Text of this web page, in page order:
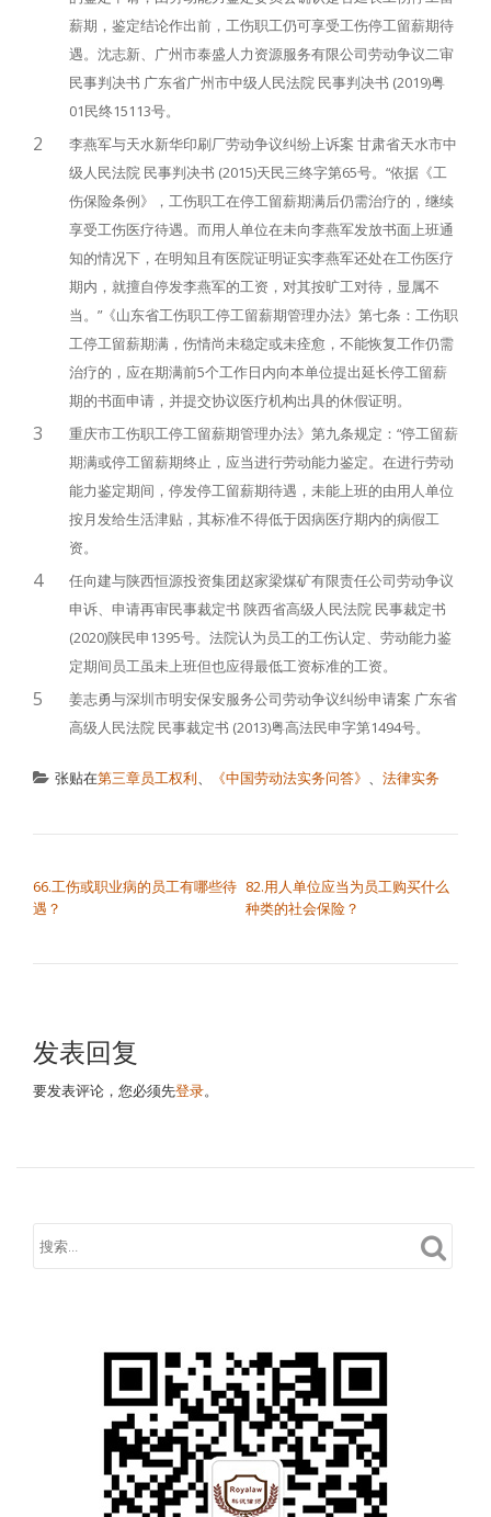
薪期，鉴定结论作出前，工伤职工仍可享受工伤停工留薪期待
遇。沈志新、广州市泰盛人力资源服务有限公司劳动争议二审
民事判决书 广东省广州市中级人民法院 民事判决书 (2019)粤
01民终15113号。
2
李燕军与天水新华印刷厂劳动争议纠纷上诉案 甘肃省天水市中
级人民法院 民事判决书 (2015)天民三终字第65号。“依据《工
伤保险条例》，工伤职工在停工留薪期满后仍需治疗的，继续
享受工伤医疗待遇。而用人单位在未向李燕军发放书面上班通
知的情况下，在明知且有医院证明证实李燕军还处在工伤医疗
期内，就擅自停发李燕军的工资，对其按旷工对待，显属不
当。”《山东省工伤职工停工留薪期管理办法》第七条：工伤职
工停工留薪期满，伤情尚未稳定或未痊愈，不能恢复工作仍需
治疗的，应在期满前5个工作日内向本单位提出延长停工留薪
期的书面申请，并提交协议医疗机构出具的休假证明。
3
重庆市工伤职工停工留薪期管理办法》第九条规定：“停工留薪
期满或停工留薪期终止，应当进行劳动能力鉴定。在进行劳动
能力鉴定期间，停发停工留薪期待遇，未能上班的由用人单位
按月发给生活津贴，其标准不得低于因病医疗期内的病假工
资。
4
任向建与陕西恒源投资集团赵家梁煤矿有限责任公司劳动争议
申诉、申请再审民事裁定书 陕西省高级人民法院 民事裁定书
(2020)陕民申1395号。法院认为员工的工伤认定、劳动能力鉴
定期间员工虽未上班但也应得最低工资标准的工资。
5
姜志勇与深圳市明安保安服务公司劳动争议纠纷申请案 广东省
高级人民法院 民事裁定书 (2013)粤高法民申字第1494号。
张贴在第三章员工权利、 《中国劳动法实务问答》 、 法律实务
66.工伤或职业病的员工有哪些待
遇？
82.用人单位应当为员工购买什么
种类的社会保险？
发表回复
要发表评论，您必须先登录。